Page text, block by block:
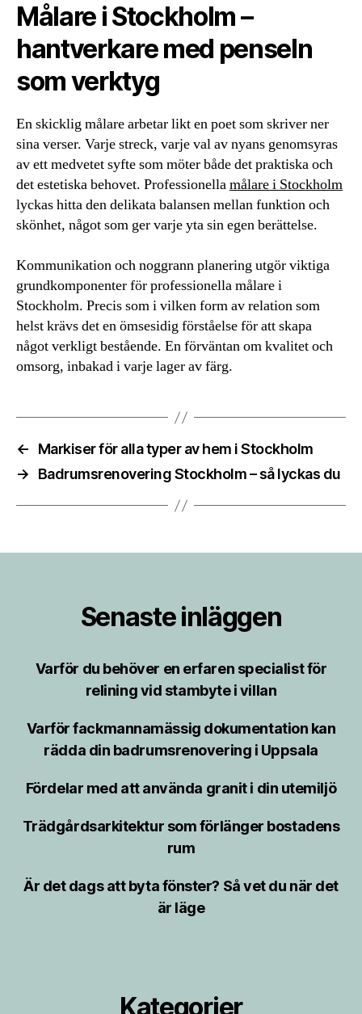
Målare i Stockholm –
hantverkare med penseln
som verktyg
En skicklig målare arbetar likt en poet som skriver ner
sina verser. Varje streck, varje val av nyans genomsyras
av ett medvetet syfte som möter både det praktiska och
det estetiska behovet. Professionellamålare i Stockholm
lyckas hitta den delikata balansen mellan funktion och
skönhet, något som ger varje yta sin egen berättelse.
Kommunikation och noggrann planering utgör viktiga
grundkomponenter för professionella målare i
Stockholm. Precis som i vilken form av relation som
helst krävs det en ömsesidig förståelse för att skapa
något verkligt bestående. En förväntan om kvalitet och
omsorg, inbakad i varje lager av färg.
←
Markiser för alla typer av hem i Stockholm
→
Badrumsrenovering Stockholm – så lyckas du
Senaste inläggen
Varför du behöver en erfaren specialist för
relining vid stambyte i villan
Varför fackmannamässig dokumentation kan
rädda din badrumsrenovering i Uppsala
Fördelar med att använda granit i din utemiljö
Trädgårdsarkitektur som förlänger bostadens
rum
Är det dags att byta fönster? Så vet du när det
är läge
Kategorier